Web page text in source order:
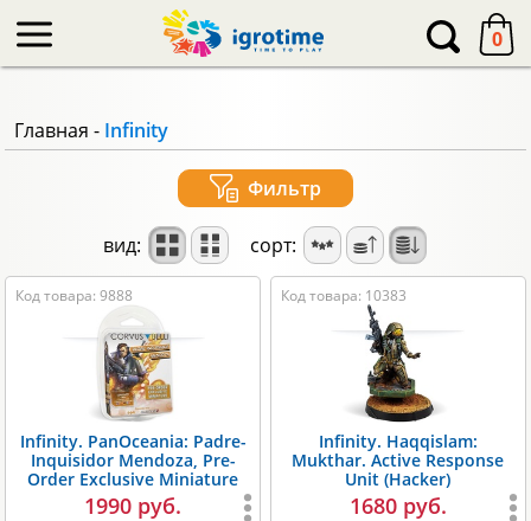
0
Главная - Infinity
Фильтр
вид: сорт:
Код товара: 9888
Infinity. PanOceania: Padre-
Inquisidor Mendoza, Pre-
Order Exclusive Miniature
1990 руб.
Код товара: 10383
Infinity. Haqqislam:
Mukthar. Active Response
Unit (Hacker)
1680 руб.